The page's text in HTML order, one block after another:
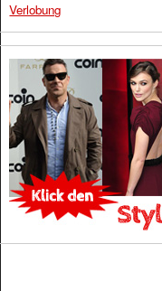
Verlobung